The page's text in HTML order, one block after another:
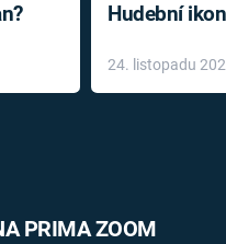
Hudební
léky
24. listopadu
PRIMA ZOOM